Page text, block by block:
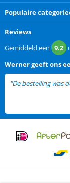
Populaire
Reviews
Gemiddeld een 9.2
Wernergeeft ons
"De bestelling was